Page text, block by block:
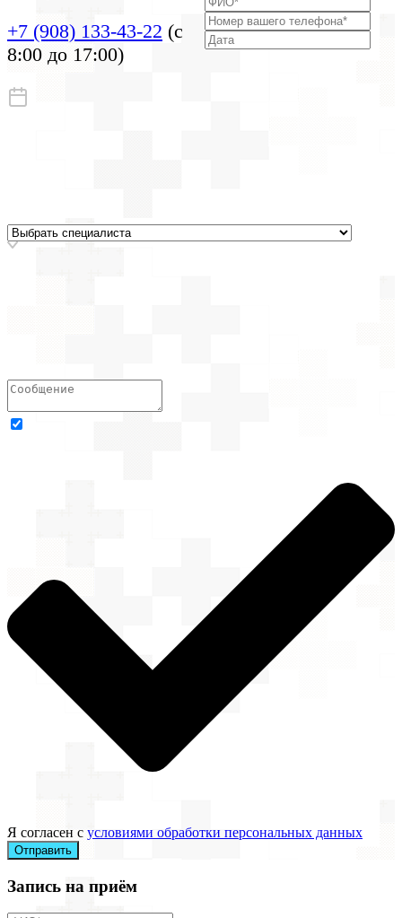
+7 (908) 133-43-22 (с
8:00 до 17:00)
Я согласен с условиями обработки персональных данных
Отправить
Запись на приём